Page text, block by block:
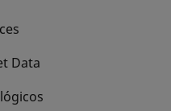
Data